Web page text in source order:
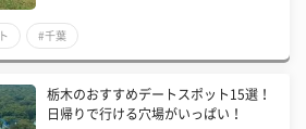
#千葉
栃木のおすすめデートスポット15選！
日帰りで行ける穴場がいっぱい！